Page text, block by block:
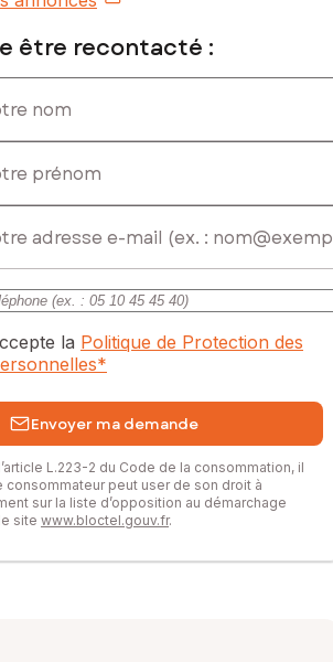
: nadia.boutellis@safti.fr - EI - Agent
au RSAC de Bordeaux sous le
être recontacté :
la Politique de Protection des
*
Envoyer ma demande
L.223-2 du Code de la consommation, il
consommateur peut user de son droit à
sur la liste d’opposition au démarchage
site www.bloctel.gouv.fr.